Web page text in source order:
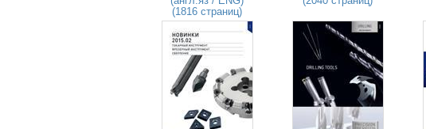
(1816 страниц)